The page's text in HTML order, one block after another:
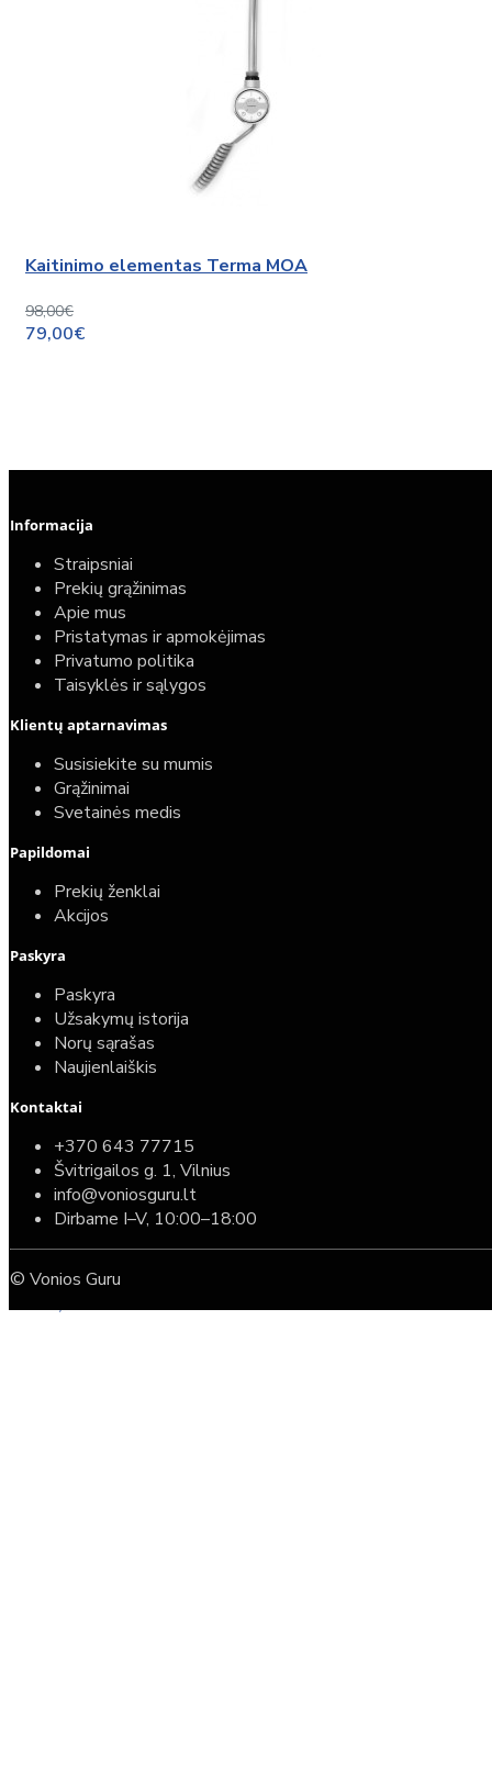
Kaitinimo elementas Terma MOA
98,00€
79,00€
Elektrinio gyvatuko paruošimo paslauga
40,00€
25,00€
Komplektas: Tece potinkinis WC rėmas su baltu
mygtuku + Deante Peonia Rimless klozetas su
587,00€
389,00€
Informacija
Straipsniai
Prekių grąžinimas
Apie mus
Pristatymas ir apmokėjimas
Privatumo politika
Taisyklės ir sąlygos
Klientų aptarnavimas
Susisiekite su mumis
Grąžinimai
Svetainės medis
Papildomai
Prekių ženklai
Akcijos
Paskyra
Paskyra
Užsakymų istorija
Norų sąrašas
Naujienlaiškis
Kontaktai
+370 643 77715
Švitrigailos g. 1, Vilnius
info@voniosguru.lt
Dirbame I–V, 10:00–18:00
© Vonios Guru